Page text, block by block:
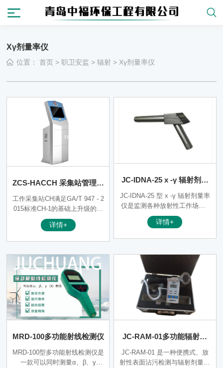
Xγ剂量率仪
位置：首页 >职卫安监 >辐射 > Xγ剂量率仪
ZCS-HACCH 采集站管理平
台
工作采集站CH满足GA/T 947 - 2
015标准CH-1的基础上升级的全
新产品。其中，从结构与外观设
计、硬件技术、软件升级、用户
件的完美融合，铸就卓越恒安品
质。 主板工控技术：专业主板
工控设计，带32个USB2.0接
口，保证产品具有超强的接入能
力，USB 3.0 接口输出电压达到
5.25V,充电自适应，保证数据高
速上传、快速充电。
详情+
JC-IDNA-25 х -γ 辐射剂量
率仪
JC-IDNA-25 型 х -γ 辐射剂量率
仪是监测各种放射性工作场所х
、γ 射线辐射剂量率的专用仪
器。与同类仪器相比，上海见驰
量范围，更为良好能量响应特
性。该仪器可以广泛用于**、疾
控、环保、冶金、石油、化工、
放射性试验室、商检、工业探
伤、辐射加工、矿山等各种需进
行辐射环境与辐射防护检测的场
合。
详情+
MRD-100多功能射线检测仪
MRD-100型多功能射线检测仪是
一款可以同时测量α、β、γ
JC-RAM-01多功能辐射检
测仪
JC-RAM-01 是一种便携式、放
射性表面沾污检测与辐射剂量率